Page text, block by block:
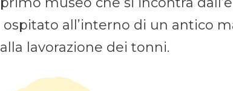
ospitato all’interno di un antico
alla lavorazione dei tonni.